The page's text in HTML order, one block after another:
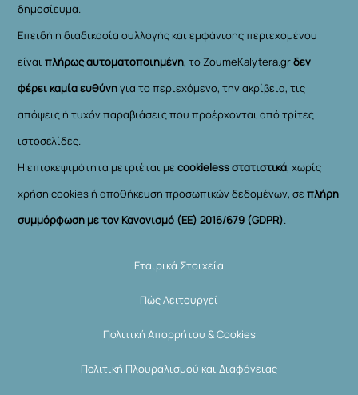
δημοσίευμα.
Επειδή η διαδικασία συλλογής και εμφάνισης περιεχομένου
είναιπλήρως αυτοματοποιημένη, το ZoumeKalytera.grδεν
φέρει καμία ευθύνηγια το περιεχόμενο, την ακρίβεια, τις
απόψεις ή τυχόν παραβιάσεις που προέρχονται από τρίτες
ιστοσελίδες.
Η επισκεψιμότητα μετριέται μεcookieless στατιστικά, χωρίς
χρήση cookies ή αποθήκευση προσωπικών δεδομένων, σεπλήρη
συμμόρφωση με τον Κανονισμό (ΕΕ) 2016/679 (GDPR).
Εταιρικά Στοιχεία
Πώς Λειτουργεί
Πολιτική Απορρήτου & Cookies
Πολιτική Πλουραλισμού και Διαφάνειας